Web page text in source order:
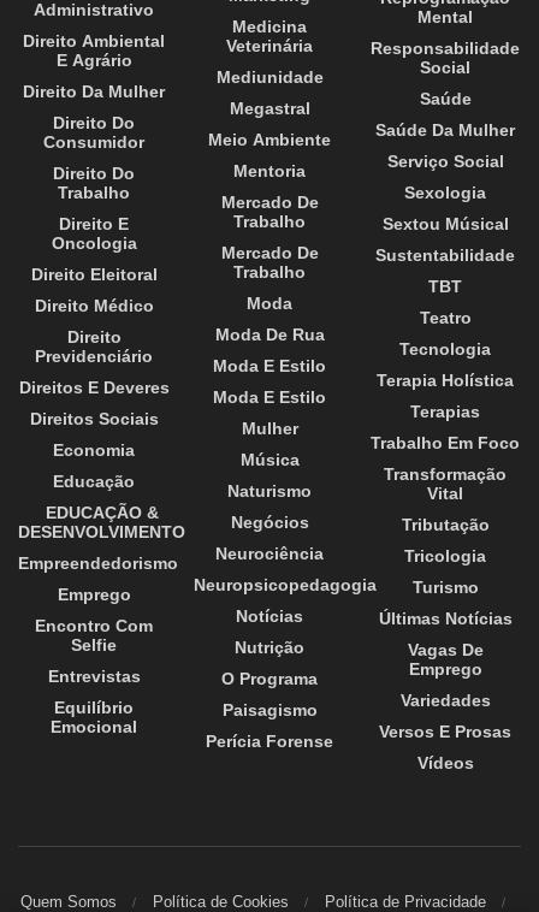
Administrativo
Direito Ambiental
E Agrário
Direito Da Mulher
Direito Do
Consumidor
Direito Do
Trabalho
Direito E
Oncologia
Direito Eleitoral
Direito Médico
Direito
Previdenciário
Direitos E Deveres
Direitos Sociais
Economia
Educação
EDUCAÇÃO &
DESENVOLVIMENTO
Empreendedorismo
Emprego
Encontro Com
Selfie
Entrevistas
Equilíbrio
Emocional
Medicina
Veterinária
Mediunidade
Megastral
Meio Ambiente
Mentoria
Mercado De
Trabalho
Mercado De
Trabalho
Moda
Moda De Rua
Moda E Estilo
Moda E Estilo
Mulher
Música
Naturismo
Negócios
Neurociência
Neuropsicopedagogia
Notícias
Nutrição
O Programa
Paisagismo
Perícia Forense
Mental
Responsabilidade
Social
Saúde
Saúde Da Mulher
Serviço Social
Sexologia
Sextou Músical
Sustentabilidade
TBT
Teatro
Tecnologia
Terapia Holística
Terapias
Trabalho Em Foco
Transformação
Vital
Tributação
Tricologia
Turismo
Últimas Notícias
Vagas De
Emprego
Variedades
Versos E Prosas
Vídeos
Quem Somos Política de Cookies Política de Privacidade